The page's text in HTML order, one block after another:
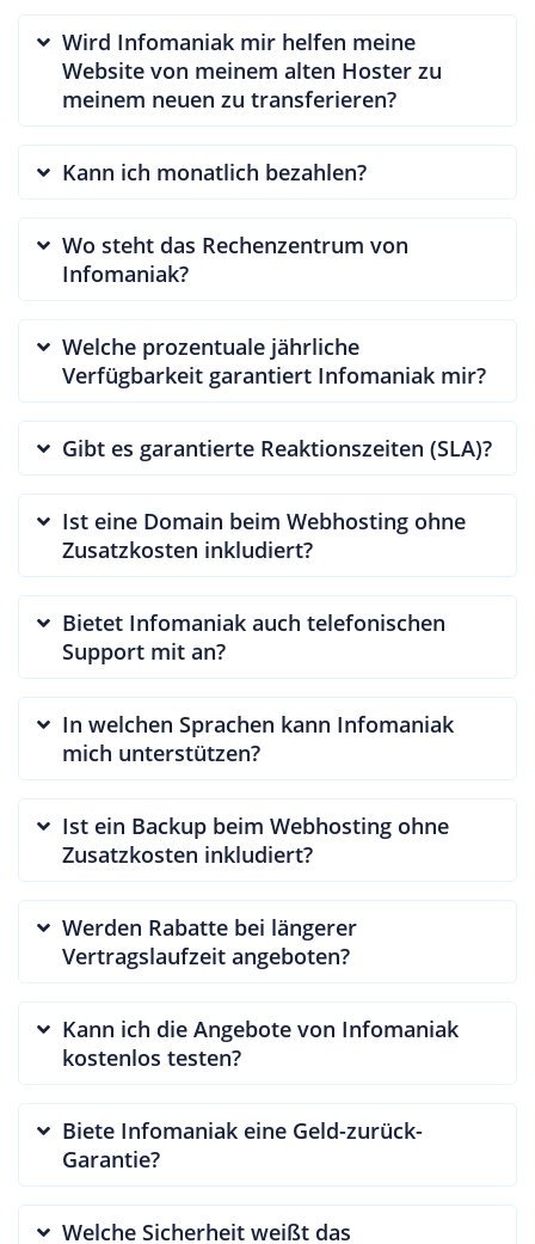
Wird Infomaniak mir helfen meine
Website von meinem alten Hoster zu
meinem neuen zu transferieren?
Kann ich monatlich bezahlen?
Wo steht das Rechenzentrum von
Infomaniak?
Welche prozentuale jährliche
Verfügbarkeit garantiert Infomaniak mir?
Gibt es garantierte Reaktionszeiten (SLA)?
Ist eine Domain beim Webhosting ohne
Zusatzkosten inkludiert?
Bietet Infomaniak auch telefonischen
Support mit an?
In welchen Sprachen kann Infomaniak
mich unterstützen?
Ist ein Backup beim Webhosting ohne
Zusatzkosten inkludiert?
Werden Rabatte bei längerer
Vertragslaufzeit angeboten?
Kann ich die Angebote von Infomaniak
kostenlos testen?
Biete Infomaniak eine Geld-zurück-
Garantie?
Welche Sicherheit weißt das